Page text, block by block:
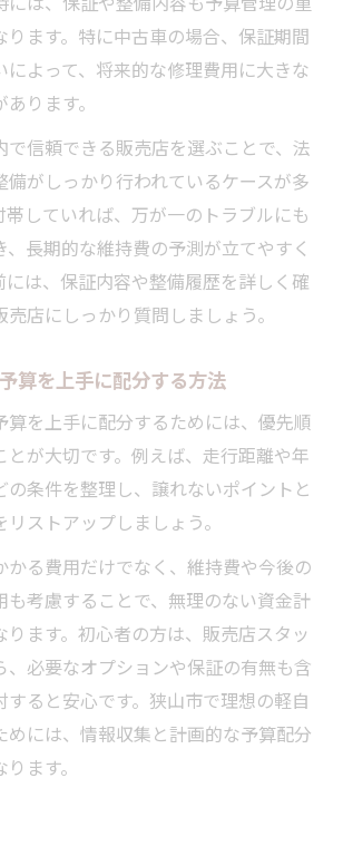
ります。特に中古車の場合、保証期間
によって、将来的な修理費用に大きな
ります。
で信頼できる販売店を選ぶことで、法
備がしっかり行われているケースが多
帯していれば、万が一のトラブルにも
長期的な維持費の予測が立てやすく
には、保証内容や整備履歴を詳しく確
店にしっかり質問しましょう。
算を上手に配分する方法
算を上手に配分するためには、優先順
とが大切です。例えば、走行距離や年
の条件を整理し、譲れないポイントと
ストアップしましょう。
かる費用だけでなく、維持費や今後の
も考慮することで、無理のない資金計
ります。初心者の方は、販売店スタッ
、必要なオプションや保証の有無も含
すると安心です。狭山市で理想の軽自
めには、情報収集と計画的な予算配分
ます。